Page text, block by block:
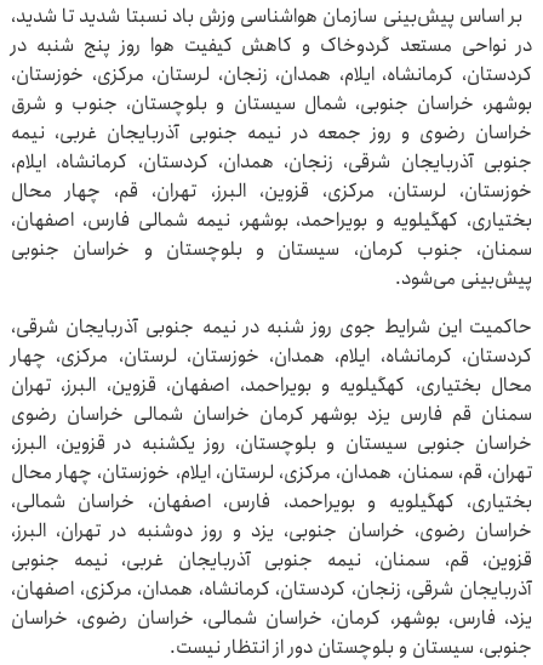
بر اساس پیش‌بینی سازمان هواشناسی وزش باد نسبتا شدید تا شدید،
در نواحی مستعد گردوخاک و کاهش کیفیت هوا روز پنج شنبه در
کردستان، کرمانشاه، ایلام، همدان، زنجان، لرستان، مرکزی، خوزستان،
بوشهر، خراسان جنوبی، شمال سیستان و بلوچستان، جنوب و شرق
خراسان رضوی و روز جمعه در نیمه جنوبی آذربایجان غربی، نیمه
جنوبی آذربایجان شرقی، زنجان، همدان، کردستان، کرمانشاه، ایلام،
خوزستان، لرستان، مرکزی، قزوین، البرز، تهران، قم، چهار محال
بختیاری، کهگیلویه و بویراحمد، بوشهر، نیمه شمالی فارس، اصفهان،
سمنان، جنوب کرمان، سیستان و بلوچستان و خراسان جنوبی
پیش‌بینی می‌شود.
حاکمیت این شرایط جوی روز شنبه در نیمه جنوبی آذربایجان شرقی،
کردستان، کرمانشاه، ایلام، همدان، خوزستان، لرستان، مرکزی، چهار
محال بختیاری، کهگیلویه و بویراحمد، اصفهان، قزوین، البرز، تهران
سمنان قم فارس یزد بوشهر کرمان خراسان شمالی خراسان رضوی
خراسان جنوبی سیستان و بلوچستان، روز یکشنبه در قزوین، البرز،
تهران، قم، سمنان، همدان، مرکزی، لرستان، ایلام، خوزستان، چهار محال
بختیاری، کهگیلویه و بویراحمد، فارس، اصفهان، خراسان شمالی،
خراسان رضوی، خراسان جنوبی، یزد و روز دوشنبه در تهران، البرز،
قزوین، قم، سمنان، نیمه جنوبی آذربایجان غربی، نیمه جنوبی
آذربایجان شرقی، زنجان، کردستان، کرمانشاه، همدان، مرکزی، اصفهان،
یزد، فارس، بوشهر، کرمان، خراسان شمالی، خراسان رضوی، خراسان
جنوبی، سیستان و بلوچستان دور از انتظار نیست.